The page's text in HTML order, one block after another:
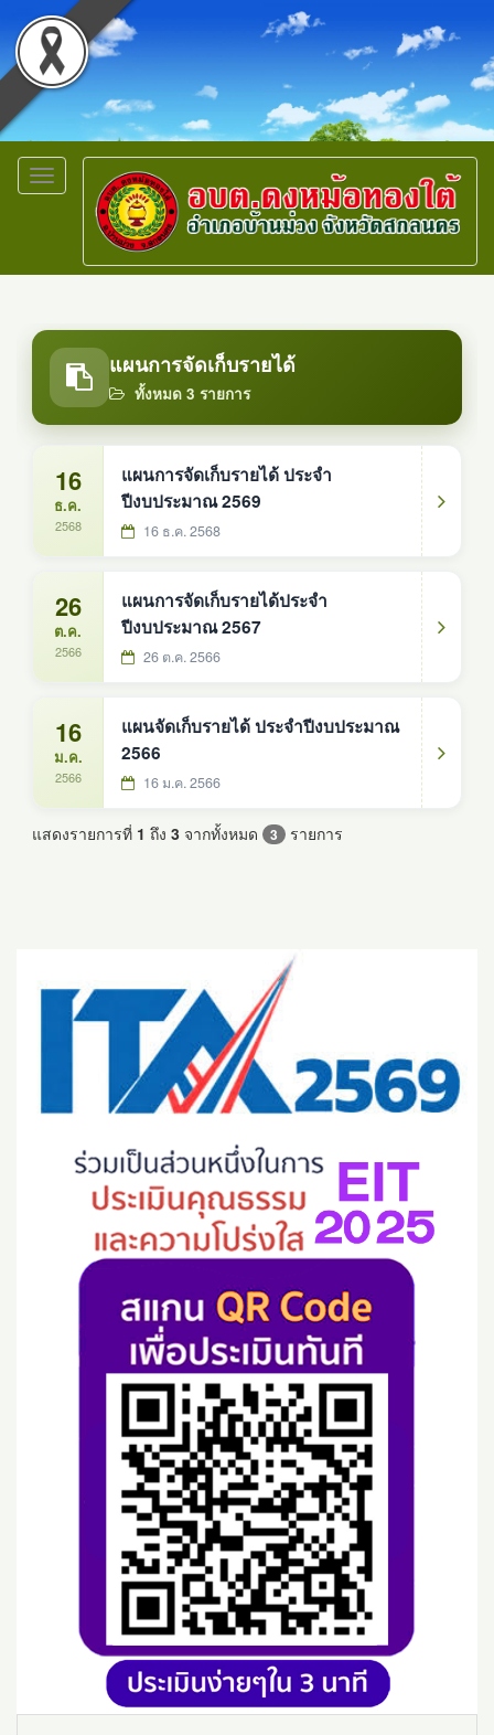
Toggle
navigation
แผนการจัดเก็บรายได้
ทั้งหมด 3 รายการ
16
ธ.ค.
2568
แผนการจัดเก็บรายได้ ประจำ
ปีงบประมาณ 2569
16 ธ.ค. 2568
26
ต.ค.
2566
แผนการจัดเก็บรายได้ประจำ
ปีงบประมาณ 2567
26 ต.ค. 2566
16
ม.ค.
2566
แผนจัดเก็บรายได้ ประจำปีงบประมาณ
2566
16 ม.ค. 2566
แสดงรายการที่ 1 ถึง 3 จากทั้งหมด 3 รายการ